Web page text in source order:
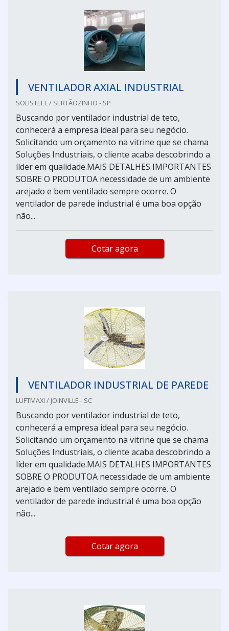
VENTILADOR AXIAL INDUSTRIAL
SOLISTEEL / SERTÃOZINHO - SP
Buscando por ventilador industrial de teto,
conhecerá a empresa ideal para seu negócio.
Solicitando um orçamento na vitrine que se chama
Soluções Industriais, o cliente acaba descobrindo a
líder em qualidade.MAIS DETALHES IMPORTANTES
SOBRE O PRODUTOA necessidade de um ambiente
arejado e bem ventilado sempre ocorre. O
ventilador de parede industrial é uma boa opção
não...
Cotar agora
VENTILADOR INDUSTRIAL DE PAREDE
LUFTMAXI / JOINVILLE - SC
Buscando por ventilador industrial de teto,
conhecerá a empresa ideal para seu negócio.
Solicitando um orçamento na vitrine que se chama
Soluções Industriais, o cliente acaba descobrindo a
líder em qualidade.MAIS DETALHES IMPORTANTES
SOBRE O PRODUTOA necessidade de um ambiente
arejado e bem ventilado sempre ocorre. O
ventilador de parede industrial é uma boa opção
não...
Cotar agora